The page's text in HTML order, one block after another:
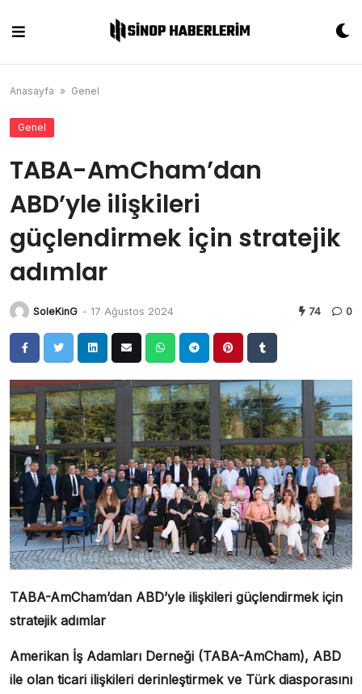
content
Anasayfa » Genel
Genel
TABA-AmCham’dan
ABD’yle ilişkileri
güçlendirmek için stratejik
adımlar
SoleKinG - 17 Ağustos 2024 74 0
TABA-AmCham’dan ABD’yle ilişkileri güçlendirmek için
stratejik adımlar
Amerikan İş Adamları Derneği (TABA-AmCham), ABD
ile olan ticari ilişkileri derinleştirmek ve Türk diasporasını